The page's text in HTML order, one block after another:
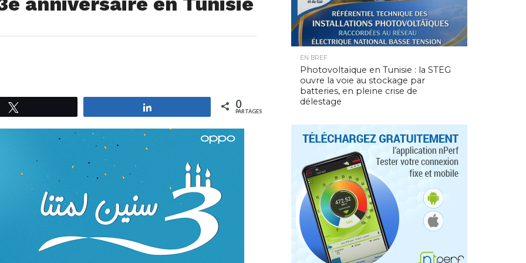
0
PARTAGES
EN BREF
Photovoltaïque en Tunisie : la STEG
ouvre la voie au stockage par
batteries, en pleine crise de
délestage